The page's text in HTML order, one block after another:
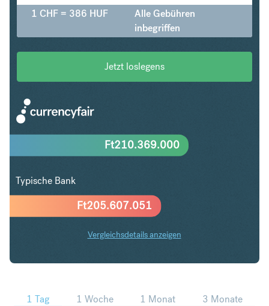
1 CHF = 386 HUF
Alle Gebühren
inbegriffen
Jetzt loslegens
Ft205.607.051
Ft210.369.000
Typische Bank
Vergleichsdetails anzeigen
CHF in HUF Trends
1 Tag 1 Woche 1 Monat 3 Monate